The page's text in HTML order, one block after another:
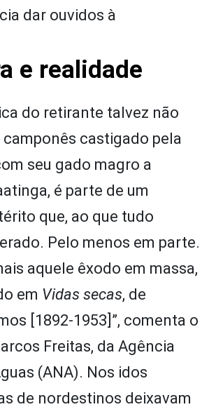
dar ouvidos à
e realidade
do retirante talvez não
camponês castigado pela
seu gado magro a
é parte de um
que, ao que tudo
Pelo menos em parte.
aquele êxodo em massa,
em Vidas secas, de
[1892-1953]”, comenta o
Freitas, da Agência
(ANA). Nos idos
de nordestinos deixavam